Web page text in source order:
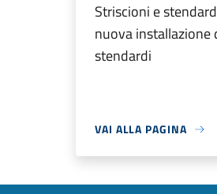
Striscioni e
nuova installazione
stendardi
VAI ALLA PAGINA